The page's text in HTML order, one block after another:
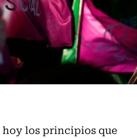
los principios que